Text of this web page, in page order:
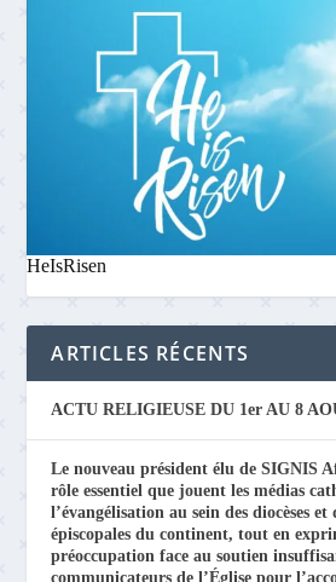
HeIsRisen
ARTICLES RÉCENTS
ACTU RELIGIEUSE DU 1er AU 8
Le nouveau président élu de SIGNIS
rôle essentiel que jouent les médias
l’évangélisation au sein des diocèses et
épiscopales du continent, tout en
préoccupation face au soutien
communicateurs de l’Église pour